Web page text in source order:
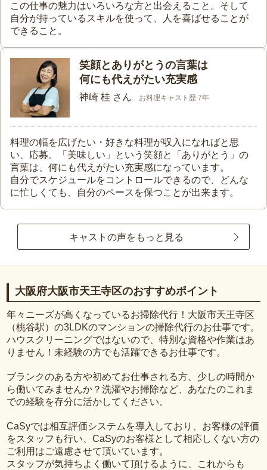
この仕事の魅力はいろいろな方と出会えること。そして
自分が持っているスキルを使って、人を喜ばせることが
できること。
笑顔とありがとうの言葉は
何にも代えがたい充実感
神崎 桂 さん お料理キャスト歴 7年
料理の幅を広げたい・好きな料理が収入になればと思
い、応募。「美味しい」という笑顔と「ありがとう」の
言葉は、何にも代えがたい充実感になっています。
自分でスケジュールをコントロールできるので、どんな
に忙しくても、自分のペースを保つことが出来ます。
キャストの声をもっと見る
大阪府大阪市天王寺区のおすすめポイント
年々ニーズが高くなっているお掃除代行！大阪市天王寺区
（桃谷駅）の3LDKのマンションの掃除代行のお仕事です。
ハウスクリーニングではないので、特別な資格や作業はあ
りません！未経験の方でも活躍できるお仕事です。
ブランクのある方や初めてお仕事される方、少しの時間か
ら働いてみませんか？洗濯やお掃除など、あなたのこれま
での経験を存分に活かしてください。
CaSyでは相互評価システムを導入しており、お客様の評価
をスタッフも行い、CaSyのお客様として相応しくない方の
ご利用はご遠慮させて頂いています。
スタッフが気持ちよく働いて頂けるように、これからも